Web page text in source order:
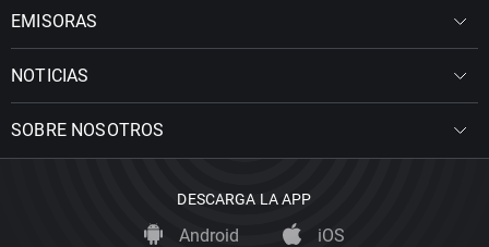
EMISORAS
NOTICIAS
SOBRE NOSOTROS
DESCARGA LA APP
Android iOS